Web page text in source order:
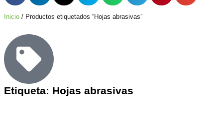
Inicio / Productos etiquetados “Hojas abrasivas”
Etiqueta: Hojas abrasivas